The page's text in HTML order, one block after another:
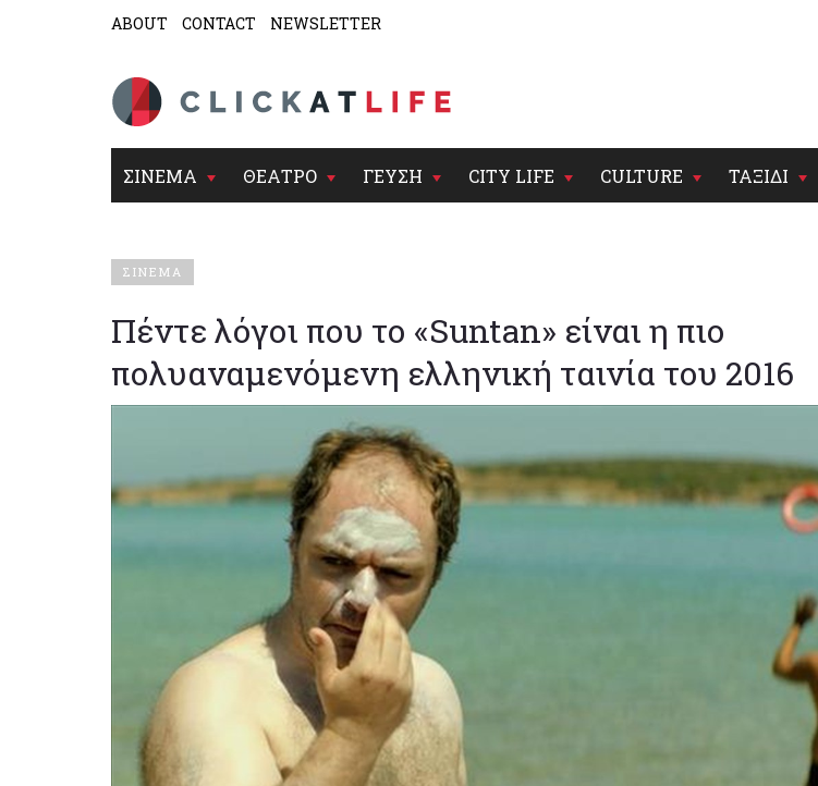
ABOUT CONTACT NEWSLETTER
ΣΙΝΕΜΑ ΘΕΑΤΡΟ ΓΕΥΣΗ CITY LIFE CULTURE ΤΑΞΙΔΙ
ΣΙΝΕΜΑ
Πέντε λόγοι που το «Suntan» είναι η πιο
πολυαναμενόμενη ελληνική ταινία του 2016